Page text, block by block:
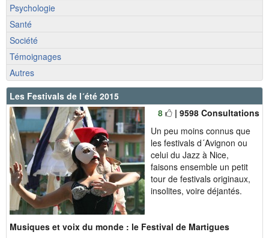
Psychologie
Santé
Société
Témoignages
Autres
Les Festivals de l´été 2015
8
| 9598 Consultations
Un peu moins connus que
les festivals d´Avignon ou
celui du Jazz à Nice,
faisons ensemble un petit
tour de festivals originaux,
insolites, voire déjantés.
Musiques et voix du monde : le Festival de Martigues